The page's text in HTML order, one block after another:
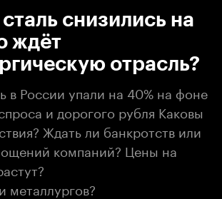
снизились на
ждёт
отрасль?
в России упали на 40% на фоне
и дорогого рубля Каковы
Ждать ли банкротств или
компаний? Цены на
металлургов?